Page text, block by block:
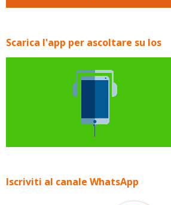
Scarica l'app per ascoltare su Ios
Iscriviti al canale WhatsApp